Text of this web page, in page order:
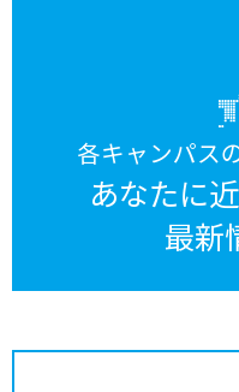
各キャンパス
あなたに
最新